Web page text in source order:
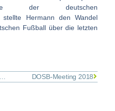
der deutschen
stellte Hermann den Wandel
Fußball über die letzten
WorldSkills Germany EM der Berufe DOSB-Meeting 2018